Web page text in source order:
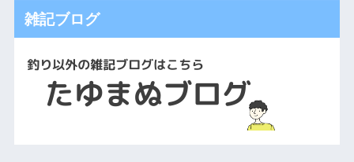
雑記ブログ